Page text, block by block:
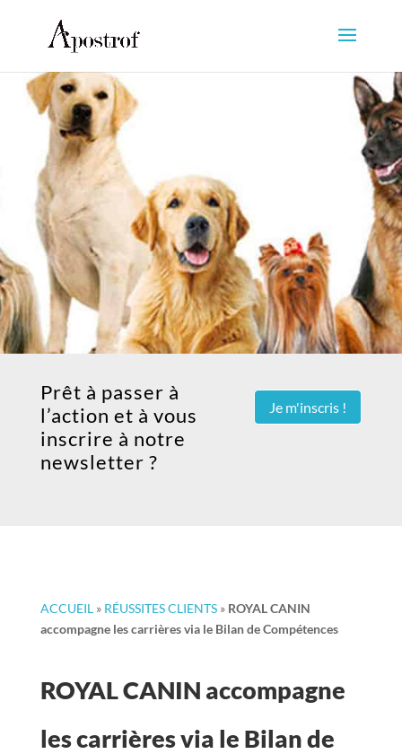
Prêt à passer à
l’action et à vous
inscrire à notre
newsletter ?
Je m'inscris !
ACCUEIL» RÉUSSITES CLIENTS» ROYAL CANIN
accompagne les carrières via le Bilan de Compétences
ROYAL CANIN accompagne
les carrières via le Bilan de